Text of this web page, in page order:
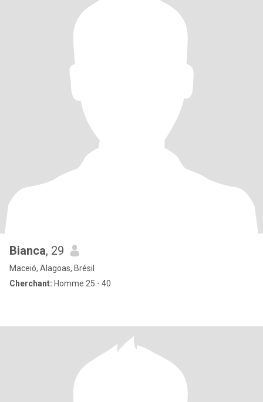
Bianca, 29
Maceió, Alagoas, Brésil
Cherchant: Homme 25 - 40